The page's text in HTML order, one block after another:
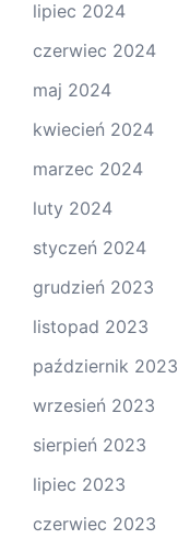
lipiec 2024
czerwiec 2024
maj 2024
kwiecień 2024
marzec 2024
luty 2024
styczeń 2024
grudzień 2023
listopad 2023
październik 2023
wrzesień 2023
sierpień 2023
lipiec 2023
czerwiec 2023